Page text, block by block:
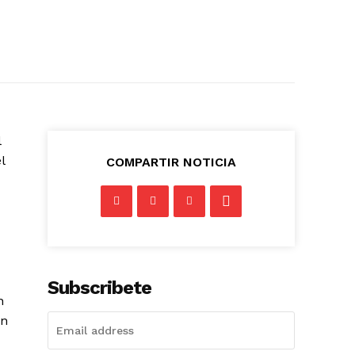
COMPARTIR NOTICIA
Subscribete